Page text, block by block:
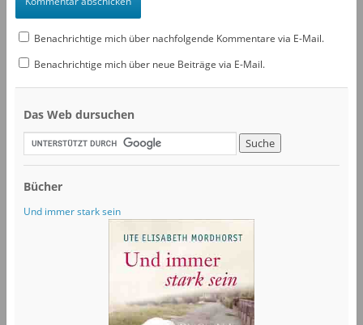
Benachrichtige mich über nachfolgende Kommentare via E-Mail.
Benachrichtige mich über neue Beiträge via E-Mail.
Das Web dursuchen
Bücher
Und immer stark sein